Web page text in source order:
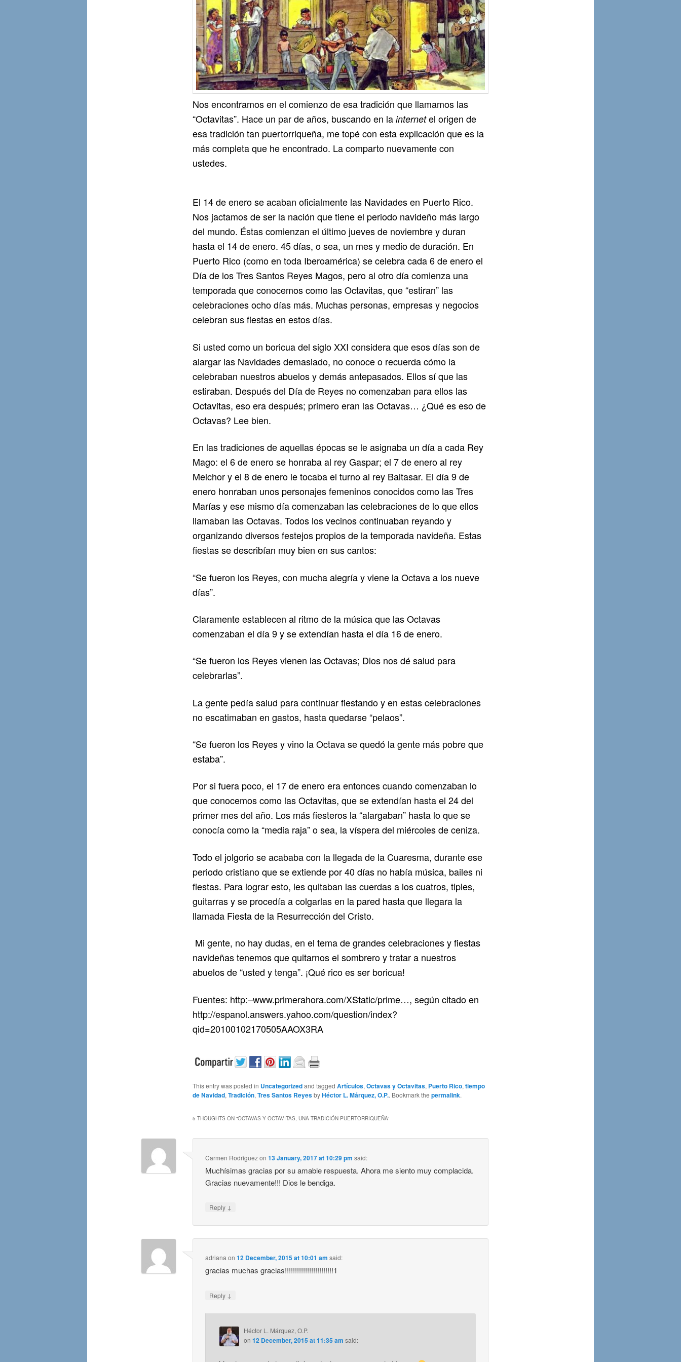
Nos encontramos en el comienzo de esa tradición que llamamos las
“Octavitas”. Hace un par de años, buscando en la internetel origen de
esa tradición tan puertorriqueña, me topé con esta explicación que es la
más completa que he encontrado. La comparto nuevamente con
ustedes.
El 14 de enero se acaban oficialmente las Navidades en Puerto Rico.
Nos jactamos de ser la nación que tiene el periodo navideño más largo
del mundo. Éstas comienzan el último jueves de noviembre y duran
hasta el 14 de enero. 45 días, o sea, un mes y medio de duración. En
Puerto Rico (como en toda Iberoamérica) se celebra cada 6 de enero el
Día de los Tres Santos Reyes Magos, pero al otro día comienza una
temporada que conocemos como las Octavitas, que “estiran” las
celebraciones ocho días más. Muchas personas, empresas y negocios
celebran sus fiestas en estos días.
Si usted como un boricua del siglo XXI considera que esos días son de
alargar las Navidades demasiado, no conoce o recuerda cómo la
celebraban nuestros abuelos y demás antepasados. Ellos sí que las
estiraban. Después del Día de Reyes no comenzaban para ellos las
Octavitas, eso era después; primero eran las Octavas… ¿Qué es eso de
Octavas? Lee bien.
En las tradiciones de aquellas épocas se le asignaba un día a cada Rey
Mago: el 6 de enero se honraba al rey Gaspar; el 7 de enero al rey
Melchor y el 8 de enero le tocaba el turno al rey Baltasar. El día 9 de
enero honraban unos personajes femeninos conocidos como las Tres
Marías y ese mismo día comenzaban las celebraciones de lo que ellos
llamaban las Octavas. Todos los vecinos continuaban reyando y
organizando diversos festejos propios de la temporada navideña. Estas
fiestas se describían muy bien en sus cantos:
“Se fueron los Reyes, con mucha alegría y viene la Octava a los nueve
días”.
Claramente establecen al ritmo de la música que las Octavas
comenzaban el día 9 y se extendían hasta el día 16 de enero.
“Se fueron los Reyes vienen las Octavas; Dios nos dé salud para
celebrarlas”.
La gente pedía salud para continuar fiestando y en estas celebraciones
no escatimaban en gastos, hasta quedarse “pelaos”.
“Se fueron los Reyes y vino la Octava se quedó la gente más pobre que
estaba”.
Por si fuera poco, el 17 de enero era entonces cuando comenzaban lo
que conocemos como las Octavitas, que se extendían hasta el 24 del
primer mes del año. Los más fiesteros la “alargaban” hasta lo que se
conocía como la “media raja” o sea, la víspera del miércoles de ceniza.
Todo el jolgorio se acababa con la llegada de la Cuaresma, durante ese
periodo cristiano que se extiende por 40 días no había música, bailes ni
fiestas. Para lograr esto, les quitaban las cuerdas a los cuatros, tiples,
guitarras y se procedía a colgarlas en la pared hasta que llegara la
llamada Fiesta de la Resurrección del Cristo.
Mi gente, no hay dudas, en el tema de grandes celebraciones y fiestas
navideñas tenemos que quitarnos el sombrero y tratar a nuestros
abuelos de “usted y tenga”. ¡Qué rico es ser boricua!
Fuentes: http:–www.primerahora.com/XStatic/prime…, según citado en
http://espanol.answers.yahoo.com/question/index?
qid=20100102170505AAOX3RA
This entry was posted in Uncategorizedand tagged Artículos, Octavas y Octavitas, Puerto Rico, tiempo
de Navidad, Tradición, Tres Santos ReyesbyHéctor L. Márquez, O.P.. Bookmark the permalink.
5 THOUGHTS ON “OCTAVAS Y OCTAVITAS, UNA TRADICIÓN PUERTORRIQUEÑA”
Carmen Rodríguezon13 January, 2017 at 10:29 pm said:
Muchísimas gracias por su amable respuesta. Ahora me siento muy complacida.
Gracias nuevamente!!! Dios le bendiga.
Reply ↓
adriana on12 December, 2015 at 10:01 am said:
gracias muchas gracias!!!!!!!!!!!!!!!!!!!!!!!!1
Reply ↓
Héctor L. Márquez, O.P.
on 12 December, 2015 at 11:35 am said: